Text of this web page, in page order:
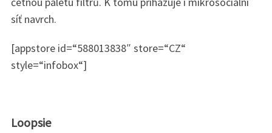
síť navrch.
[appstore id=“588013838″ store=“CZ“
style=“infobox“]
Loopsie
S